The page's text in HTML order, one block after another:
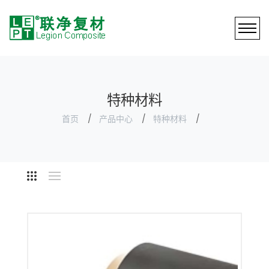
特种材料
首页 产品中心 特种材料